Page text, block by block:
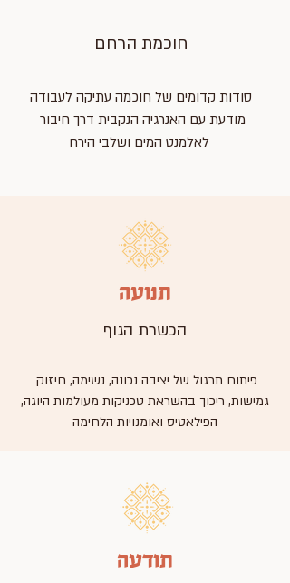
חוכמת הרחם
סודות קדומים של חוכמה עתיקה לעבודה
מודעת עם האנרגיה הנקבית דרך חיבור
לאלמנט המים ושלבי הירח
תנועה
הכשרת הגוף
פיתוח תרגול של יציבה נכונה, נשימה, חיזוק
גמישות, ריכוך בהשראת טכניקות מעולמות היוגה,
הפילאטיס ואומנויות הלחימה
תודעה